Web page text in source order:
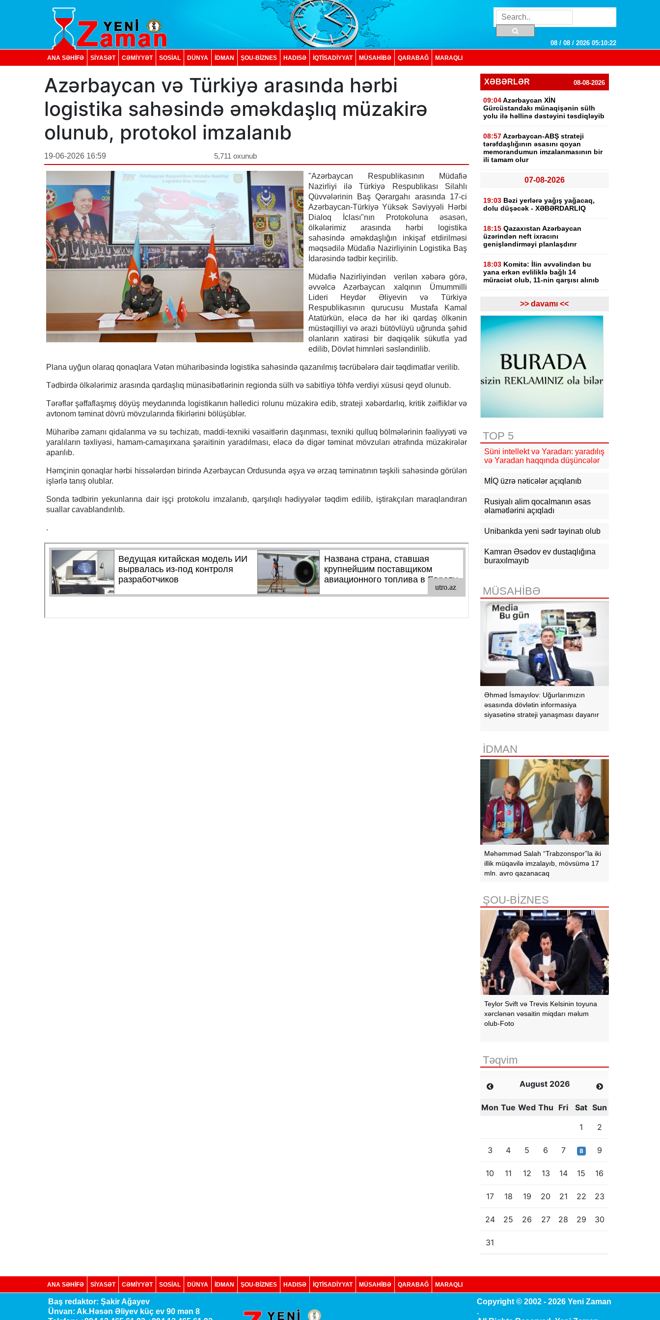
08 / 08 / 2026 05:10:23
ANA SƏHİFƏ SİYASƏT CƏMİYYƏT SOSIAL DÜNYA İDMAN ŞOU-BİZNES HADISƏ İQTISADIYYAT MÜSAHİBƏ QARABAĞ MARAQLI
Azərbaycan və Türkiyə arasında hərbi
logistika sahəsində əməkdaşlıq müzakirə
olunub, protokol imzalanıb
19-06-2026 16:59 5,711 oxunub
"Azərbaycan Respublikasının Müdafiə
Nazirliyi ilə Türkiyə Respublikası Silahlı
Qüvvələrinin Baş Qərargahı arasında 17-ci
Azərbaycan-Türkiyə Yüksək Səviyyəli Hərbi
Dialoq İclası"nın Protokoluna əsasən,
ölkələrimiz arasında hərbi logistika
sahəsində əməkdaşlığın inkişaf etdirilməsi
məqsədilə Müdafiə Nazirliyinin Logistika Baş
İdarəsində tədbir keçirilib.
Müdafiə Nazirliyindən verilən xəbərə görə,
əvvəlcə Azərbaycan xalqının Ümummilli
Lideri Heydər Əliyevin və Türkiyə
Respublikasının qurucusu Mustafa Kamal
Atatürkün, eləcə də hər iki qardaş ölkənin
müstəqilliyi və ərazi bütövlüyü uğrunda şəhid
olanların xatirəsi bir dəqiqəlik sükutla yad
edilib, Dövlət himnləri səsləndirilib.
Plana uyğun olaraq qonaqlara Vətən müharibəsində logistika sahəsində qazanılmış təcrübələrə dair təqdimatlar verilib.
Tədbirdə ölkələrimiz arasında qardaşlıq münasibətlərinin regionda sülh və sabitliyə töhfə verdiyi xüsusi qeyd olunub.
Tərəflər şəffaflaşmış döyüş meydanında logistikanın həlledici rolunu müzakirə edib, strateji xəbərdarlıq, kritik zəifliklər və
avtonom təminat dövrü mövzularında fikirlərini bölüşüblər.
Müharibə zamanı qidalanma və su təchizatı, maddi-texniki vəsaitlərin daşınması, texniki qulluq bölmələrinin fəaliyyəti və
yaralıların təxliyəsi, hamam-camaşırxana şəraitinin yaradılması, eləcə də digər təminat mövzuları ətrafında müzakirələr
aparılıb.
Həmçinin qonaqlar hərbi hissələrdən birində Azərbaycan Ordusunda əşya və ərzaq təminatının təşkili sahəsində görülən
işlərlə tanış olublar.
Sonda tədbirin yekunlarına dair işçi protokolu imzalanıb, qarşılıqlı hədiyyələr təqdim edilib, iştirakçıları maraqlandıran
suallar cavablandırılıb.
.
XƏBƏRLƏR 08-08-2026
09:04 Azərbaycan XİN
Gürcüstandakı münaqişənin sülh
yolu ilə həllinə dəstəyini təsdiqləyib
08:57 Azərbaycan-ABŞ strateji
tərəfdaşlığının əsasını qoyan
memorandumun imzalanmasının bir
ili tamam olur
07-08-2026
19:03 Bəzi yerlərə yağış yağacaq,
dolu düşəcək - XƏBƏRDARLIQ
18:15 Qazaxıstan Azərbaycan
üzərindən neft ixracını
genişləndirməyi planlaşdırır
18:03 Komitə: İlin əvvəlindən bu
yana erkən evliliklə bağlı 14
müraciət olub, 11-nin qarşısı alınıb
"Fitch": ABB bu ilin IV rübünə
qədər Özbəkistanın "Davr Bank"ını
alacaq
17:53Azərbaycanda xarici ölkələrin
informasiya şəbəkələrinə hücumlar
saxlanılıb
17:23 Bakı və Zəngilanda yaşıllıqlar
araşdırma başlayıb
17:03 Lənkəranda təqaüdçüləri
aldadan şəxs saxlanılıb
16:39 Səfərbərlik Xidmətinin
rüşvətlə bağlı həbs olunan 3
16:26 Bəzi yerlərdə külək
qabiliyyət imtahanının nəticələri
açıqlanıb
vətəndaşları qəbul edib
15:24 Bakının mərkəzində 3
obyektdə və evdə yanğın
söndürülüb, 2 nəfər tüstüdən
zəhərlənib
>> davamı <<
TOP 5
Süni intellekt və Yaradan: yaradılış
və Yaradan haqqında düşüncələr
MİQ üzrə nəticələr açıqlanıb
Rusiyalı alim qocalmanın əsas
əlamətlərini açıqladı
Unibankda yeni sədr təyinatı olub
Kamran Əsədov ev dustaqlığına
buraxılmayıb
MÜSAHİBƏ
Əhməd İsmayılov: Uğurlarımızın
əsasında dövlətin informasiya
siyasətinə strateji yanaşması dayanır
İDMAN
Məhəmməd Salah “Trabzonspor”la iki
illik müqavilə imzalayıb, mövsümə 17
mln. avro qazanacaq
ŞOU-BİZNES
Teylor Svift və Trevis Kelsinin toyuna
xərclənən vəsaitin miqdarı məlum
olub-Foto
Təqvim
August 2026
Mon Tue Wed Thu Fri Sat Sun
1
2
3 4 5 6 7 8 9
10 11 12 13 14 15 16
17 18 19 20 21 22 23
24 25 26 27 28 29 30
31
ANA SƏHİFƏ SİYASƏT CƏMİYYƏT SOSIAL DÜNYA İDMAN ŞOU-BİZNES HADISƏ İQTISADIYYAT MÜSAHİBƏ QARABAĞ MARAQLI
Baş redaktor: Şakir Ağayev
Ünvan: Ak.Həsən Əliyev küç ev 90 mən 8
Copyright © 2002 - 2026 Yeni Zaman
.